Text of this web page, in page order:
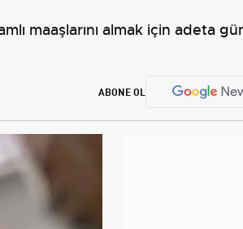
maaşlarını almak için adeta
ABONE OL